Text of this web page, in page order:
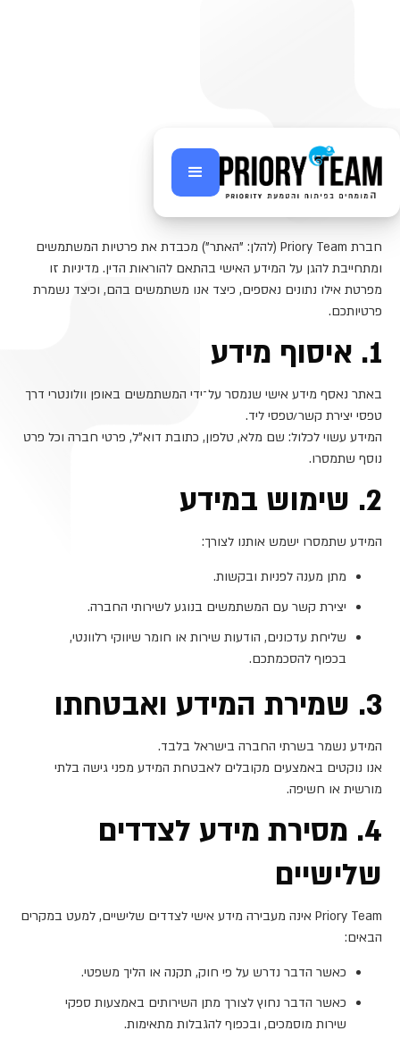
Legal
מדיניות פרטיות
חברת Priory Team (להלן: "האתר") מכבדת את פרטיות המשתמשים
ומתחייבת להגן על המידע האישי בהתאם להוראות הדין. מדיניות זו
מפרטת אילו נתונים נאספים, כיצד אנו משתמשים בהם, וכיצד נשמרת
פרטיותכם.
1. איסוף מידע
באתר נאסף מידע אישי שנמסר על־ידי המשתמשים באופן וולונטרי דרך
טפסי יצירת קשר/טפסי ליד.
המידע עשוי לכלול: שם מלא, טלפון, כתובת דוא"ל, פרטי חברה וכל פרט
נוסף שתמסרו.
2. שימוש במידע
המידע שתמסרו ישמש אותנו לצורך:
מתן מענה לפניות ובקשות.
יצירת קשר עם המשתמשים בנוגע לשירותי החברה.
שליחת עדכונים, הודעות שירות או חומר שיווקי רלוונטי,
בכפוף להסכמתכם.
3. שמירת המידע ואבטחתו
המידע נשמר בשרתי החברה בישראל בלבד.
אנו נוקטים באמצעים מקובלים לאבטחת המידע מפני גישה בלתי
מורשית או חשיפה.
4. מסירת מידע לצדדים
שלישיים
Priory Team אינה מעבירה מידע אישי לצדדים שלישיים, למעט במקרים
הבאים:
כאשר הדבר נדרש על פי חוק, תקנה או הליך משפטי.
כאשר הדבר נחוץ לצורך מתן השירותים באמצעות ספקי
שירות מוסמכים, ובכפוף להגבלות מתאימות.